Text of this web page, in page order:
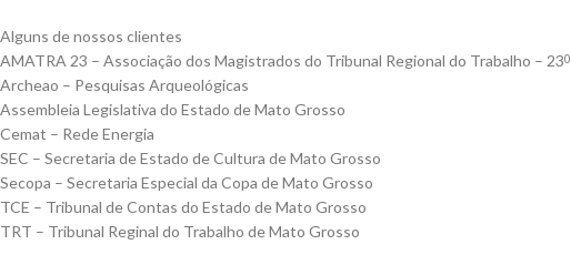
Alguns de nossos clientes
AMATRA 23 – Associação dos Magistrados do Tribunal Regional do Trabalho – 230
Archeao – Pesquisas Arqueológicas
Assembleia Legislativa do Estado de Mato Grosso
Cemat – Rede Energia
SEC – Secretaria de Estado de Cultura de Mato Grosso
Secopa – Secretaria Especial da Copa de Mato Grosso
TCE – Tribunal de Contas do Estado de Mato Grosso
TRT – Tribunal Reginal do Trabalho de Mato Grosso